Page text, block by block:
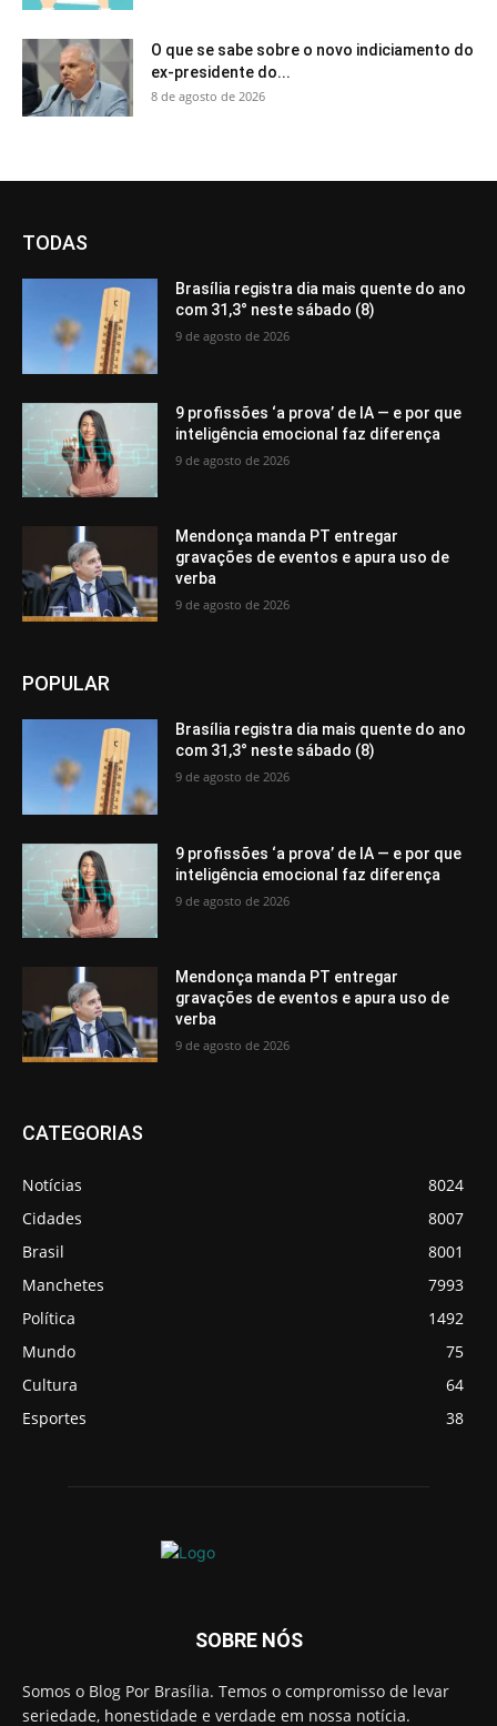
O que se sabe sobre o novo indiciamento do
ex-presidente do...
8 de agosto de 2026
TODAS
Brasília registra dia mais quente do ano
com 31,3° neste sábado (8)
9 de agosto de 2026
9 profissões ‘a prova’ de IA — e por que
inteligência emocional faz diferença
9 de agosto de 2026
Mendonça manda PT entregar
gravações de eventos e apura uso de
verba
9 de agosto de 2026
POPULAR
Brasília registra dia mais quente do ano
com 31,3° neste sábado (8)
9 de agosto de 2026
9 profissões ‘a prova’ de IA — e por que
inteligência emocional faz diferença
9 de agosto de 2026
Mendonça manda PT entregar
gravações de eventos e apura uso de
verba
9 de agosto de 2026
CATEGORIAS
Notícias
8024
Cidades
8007
Brasil
8001
Manchetes
7993
Política
1492
Mundo
75
Cultura
64
Esportes
38
SOBRE NÓS
Somos o Blog Por Brasília. Temos o compromisso de levar
seriedade, honestidade e verdade em nossa notícia.